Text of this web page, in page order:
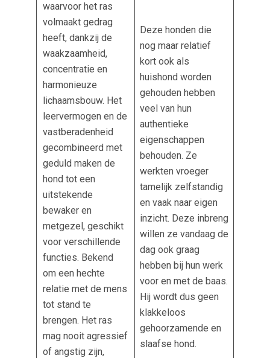
waarvoor het ras
volmaakt gedrag
heeft, dankzij de
waakzaamheid,
concentratie en
harmonieuze
lichaamsbouw. Het
leervermogen en de
vastberadenheid
gecombineerd met
geduld maken de
hond tot een
uitstekende
bewaker en
metgezel, geschikt
voor verschillende
functies. Bekend
om een hechte
relatie met de mens
tot stand te
brengen. Het ras
mag nooit agressief
of angstig zijn,
Deze honden die
nog maar relatief
kort ook als
huishond worden
gehouden hebben
veel van hun
authentieke
eigenschappen
behouden. Ze
werkten vroeger
tamelijk zelfstandig
en vaak naar eigen
inzicht. Deze inbreng
willen ze vandaag de
dag ook graag
hebben bij hun werk
voor en met de baas.
Hij wordt dus geen
klakkeloos
gehoorzamende en
slaafse hond.